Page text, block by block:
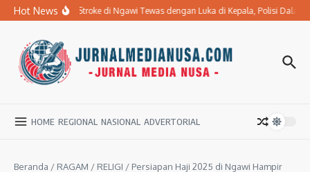
Lewati ke konten
Hot News
Ibu Penderita Stroke di Ngawi Tewas dengan Luka di Kepala, Polisi Dalami
HOME REGIONAL NASIONAL ADVERTORIAL
Beranda / RAGAM / RELIGI / Persiapan Haji 2025 di Ngawi Hampir